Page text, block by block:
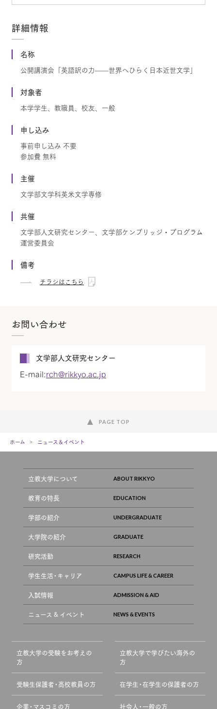
詳細情報
名称
公開講演会「英語訳の力——世界へひらく日本近世文学」
対象者
本学学生、教職員、校友、一般
申し込み
事前申し込み 不要
参加費 無料
主催
文学部文学科英米文学専修
共催
文学部人文研究センター、文学部ケンブリッジ・プログラム
運営委員会
備考
チラシはこちら
お問い合わせ
文学部人文研究センター
E-mail:rch@rikkyo.ac.jp
PAGE TOP
ホーム ニュース＆イベント
立教大学について
教育の特長
学部の紹介
大学院の紹介
研究活動
学生生活・キャリア
入試情報
ニュース & イベント
立教大学の受験をお考えの
方
立教大学で学びたい海外の
方
受験生保護者・高校教員の方 在学生・在学生の保護者の方
企業・マスコミの方 社会人・一般の方